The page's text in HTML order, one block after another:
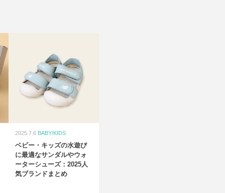
2025.7.6 BABY/KIDS
ベビー・キッズの水遊び
に最適なサンダルやウォ
ーターシューズ：2025人
気ブランドまとめ